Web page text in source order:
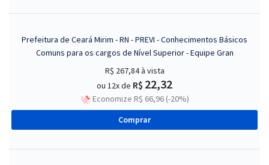
Prefeitura de Ceará Mirim - RN - PREVI - Conhecimentos Básicos
Comuns para os cargos de Nível Superior - Equipe Gran
R$ 267,84à vista
ou 12x de R$ 22,32
Economize R$ 66,96 (-20%)
Comprar